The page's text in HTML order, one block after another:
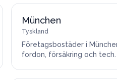
München
Tyskland
Företagsbostäder i
fordon, försäkring och tech.